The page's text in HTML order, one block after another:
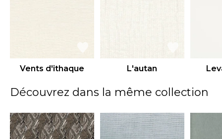
Vents d'ithaque L'autan
Découvrez dans la même collection